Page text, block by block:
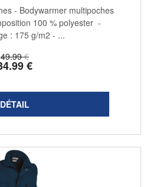
49.99 €
.99€
- Bodywarmer multipoches
100 % polyester -
: 175 g/m2 - ...